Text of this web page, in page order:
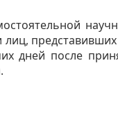
дней после